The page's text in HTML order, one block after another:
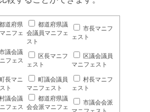
道府県
ニフェ
都道府県議
会議員マニフェ
スト
市長マニフ
ェスト
議会議
フェス
区長マニフ
ェスト
区議会議員
マニフェスト
長マニ
ト
町議会議員
マニフェスト
村長マニフ
ェスト
議会議
フェス
都道府県議
会会派マニフェ
市議会会派